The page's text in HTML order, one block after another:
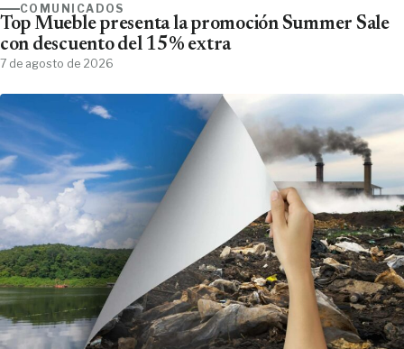
COMUNICADOS
Top Mueble presenta la promoción Summer Sale
con descuento del 15% extra
7 de agosto de 2026